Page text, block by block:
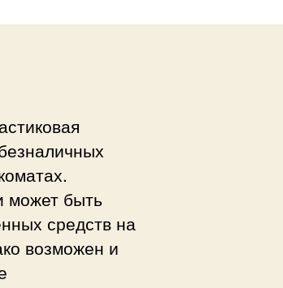
может быть
средств на
возможен и